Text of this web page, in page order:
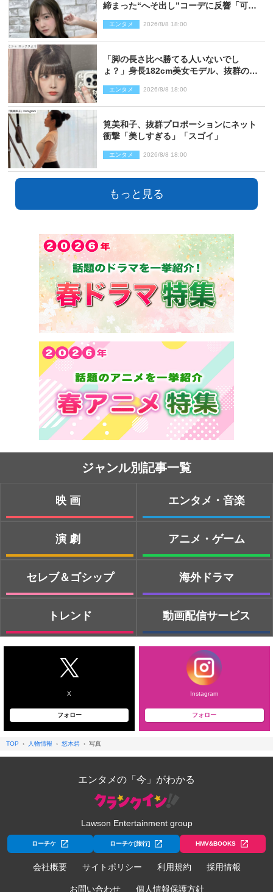
締まった“へそ出し”コーデに反響「可愛
エンタメ 2026/8/8 18:00
「脚の長さ比べ勝てる人いないでし
ょ？」身長182cm美女モデル、抜群のプ
エンタメ 2026/8/8 18:00
筧美和子、抜群プロポーションにネット
衝撃「美しすぎる」「スゴイ」
エンタメ 2026/8/8 18:00
もっと見る
ジャンル別記事一覧
映画
演劇
セレブ＆ゴシップ
トレンド
エンタメ・音楽
アニメ・ゲーム
海外ドラマ
動画配信サービス
X
フォロー
Instagram
フォロー
TOP 人物情報 悠木碧 写真
エンタメの「今」がわかる
Lawson Entertainment group
ローチケ ローチケ[旅行] HMV&BOOKS
会社概要 サイトポリシー 利用規約 採用情報
お問い合わせ 個人情報保護方針